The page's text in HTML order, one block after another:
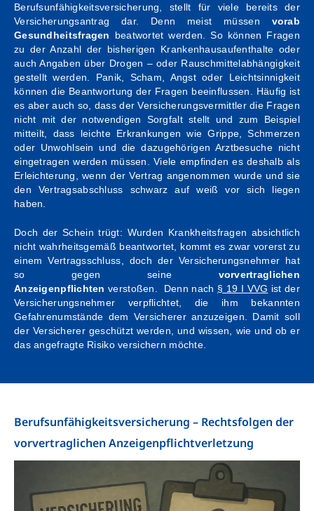
Stellenangebote
Kontakt
Berufsunfähigkeitsversicherung, stellt für viele bereits der
Versicherungsantrag dar. Denn meist müssen vorab
Gesundheitsfragen
beatwortet werden. So können Fragen
zu der Anzahl der bisherigen Krankenhausaufenthalte oder
auch Angaben über Drogen – oder Rauschmittelabhängigkeit
gestellt werden. Panik, Scham, Angst oder Leichtsinnigkeit
können die Beantwortung der Fragen beeinflussen. Häufig ist
es aber auch so, dass der Versicherungsvermittler die Fragen
nicht mit der notwendigen Sorgfalt stellt und zum Beispiel
mitteilt, dass leichte Erkrankungen wie Grippe, Schmerzen
oder Unwohlsein und die dazugehörigen Arztbesuche nicht
eingetragen werden müssen. Viele empfinden es deshalb als
Erleichterung, wenn der Vertrag angenommen wurde und sie
den Vertragsabschluss schwarz auf weiß vor sich liegen
haben.
Doch der Schein trügt: Wurden Krankheitsfragen absichtlich
nicht wahrheitsgemäß beantwortet, kommt es zwar vorerst zu
einem Vertragsschluss, doch der Versicherungsnehmer hat
so gegen seine vorvertraglichen
Anzeigenpflichten verstoßen. Denn nach § 19 I VVG ist der
Versicherungsnehmer verpflichtet, die ihm bekannten
Gefahrenumstände dem Versicherer anzuzeigen. Damit soll
der Versicherer geschützt werden, und wissen, wie und ob er
das angefragte Risiko versichern möchte.
Berufsunfähigkeitsversicherung – Rechtsfolgen der
vorvertraglichen Anzeigenpflichtverletzung